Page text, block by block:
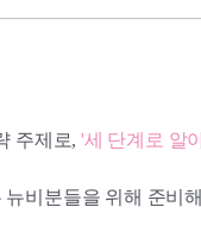
주제로,'세 단계로 알
비분들을 위해 준비